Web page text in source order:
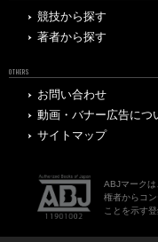
競技から探す
著者から探す
OTHERS
お問い合わせ
動画・バナー広告につ
サイトマップ
ABJマーク
権者からコ
ことを示す